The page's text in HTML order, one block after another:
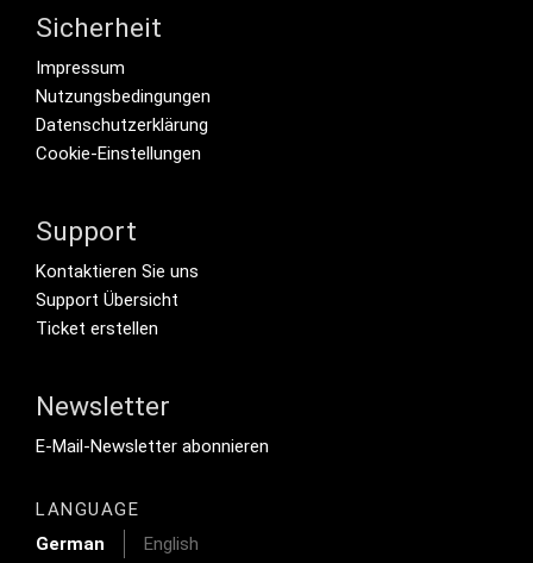
Sicherheit
Footer menu
Impressum
Nutzungsbedingungen
Datenschutzerklärung
Cookie-Einstellungen
Support
Footer Secondary Menu
Kontaktieren Sie uns
Support Übersicht
Ticket erstellen
Newsletter
Footer Tertiary
E-Mail-Newsletter abonnieren
LANGUAGE
German
English